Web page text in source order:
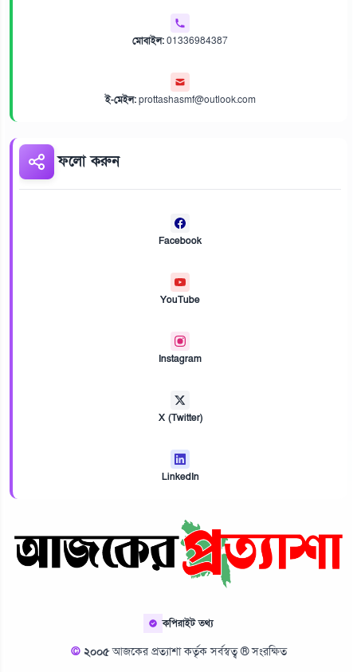
মোবাইল:01336984387
ই-মেইল:prottashasmf@outlook.com
ফলো করুন
Facebook
YouTube
Instagram
X (Twitter)
LinkedIn
কপিরাইট তথ্য
© ২০০৫আজকের প্রত্যাশা কর্তৃক সর্বস্বত্ব ® সংরক্ষিত